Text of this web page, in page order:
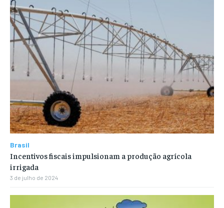
Brasil
Incentivos fiscais impulsionam a produção agrícola
irrigada
3 de julho de 2024